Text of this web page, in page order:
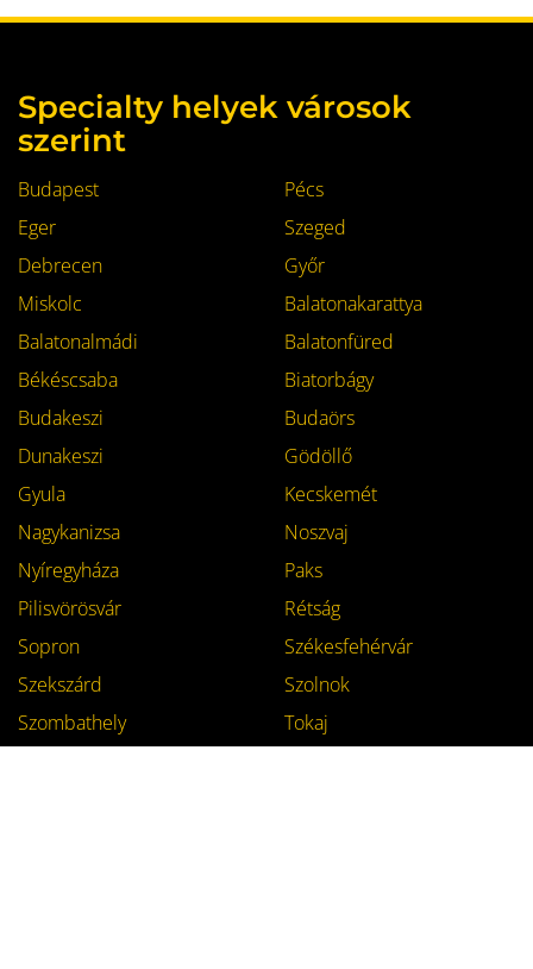
Specialty helyek városok
szerint
Budapest
Pécs
Eger
Szeged
Debrecen
Győr
Miskolc
Balatonakarattya
Balatonalmádi
Balatonfüred
Békéscsaba
Biatorbágy
Budakeszi
Budaörs
Dunakeszi
Gödöllő
Gyula
Kecskemét
Nagykanizsa
Noszvaj
Nyíregyháza
Paks
Pilisvörösvár
Rétság
Sopron
Székesfehérvár
Szekszárd
Szolnok
Szombathely
Tokaj